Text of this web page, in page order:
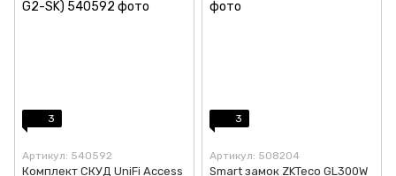
3
Артикул: 540592
Комплект СКУД UniFi Access
3
Артикул: 508204
Smart замок ZKTeco GL300W